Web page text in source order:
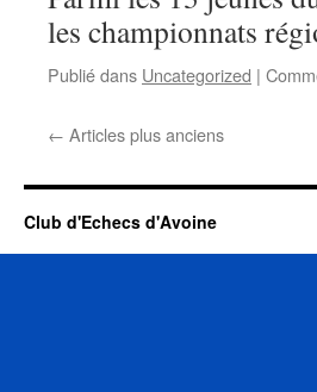
les championnats
Publié dans Uncategorized |
← Articles plus anciens
Club d'Echecs d'Avoine